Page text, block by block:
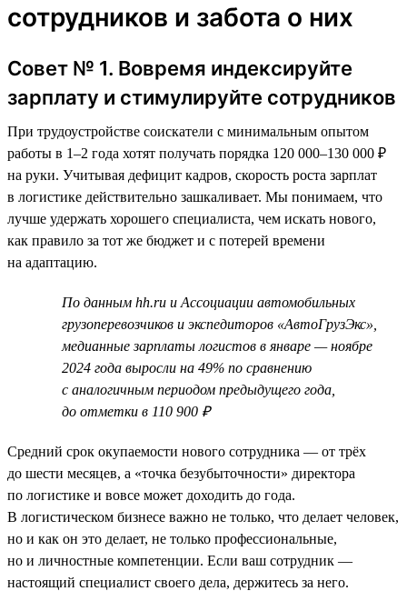
сотрудников и забота о них
Совет № 1. Вовремя индексируйте
зарплату и стимулируйте сотрудников
При трудоустройстве соискатели с минимальным опытом
работы в 1–2 года хотят получать порядка 120 000–130 000 ₽
на руки. Учитывая дефицит кадров, скорость роста зарплат
в логистике действительно зашкаливает. Мы понимаем, что
лучше удержать хорошего специалиста, чем искать нового,
как правило за тот же бюджет и с потерей времени
на адаптацию.
По данным hh.ru и Ассоциации автомобильных
грузоперевозчиков и экспедиторов «АвтоГрузЭкс»,
медианные зарплаты логистов в январе — ноябре
2024 года выросли на 49% по сравнению
с аналогичным периодом предыдущего года,
до отметки в 110 900 ₽
Средний срок окупаемости нового сотрудника — от трёх
до шести месяцев, а «точка безубыточности» директора
по логистике и вовсе может доходить до года.
В логистическом бизнесе важно не только, что делает человек,
но и как он это делает, не только профессиональные,
но и личностные компетенции. Если ваш сотрудник —
настоящий специалист своего дела, держитесь за него.